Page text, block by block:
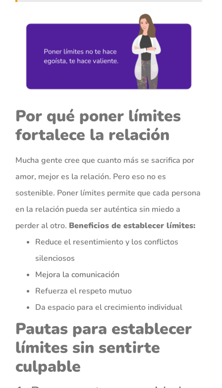
Por qué poner límites
fortalece la relación
Mucha gente cree que cuanto más se sacrifica por
amor, mejor es la relación. Pero eso no es
sostenible. Poner límites permite que cada persona
en la relación pueda ser auténtica sin miedo a
perder al otro. Beneficios de establecer límites:
Reduce el resentimiento y los conflictos
silenciosos
Mejora la comunicación
Refuerza el respeto mutuo
Da espacio para el crecimiento individual
Pautas para establecer
límites sin sentirte
culpable